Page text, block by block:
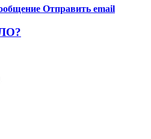
Отправить email